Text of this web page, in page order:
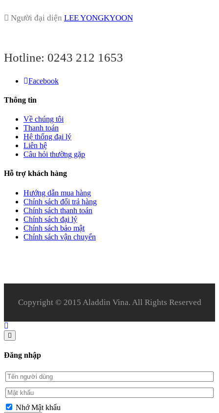
Người đại diện LEE YONGKYOON
Hotline: 0243 212 1653
Facebook
Thông tin
Về chúng tôi
Thanh toán
Hệ thống đại lý
Liên hệ
Câu hỏi thường gặp
Hỗ trợ khách hàng
Hướng dẫn mua hàng
Chính sách đổi trả hàng
Chính sách thanh toán
Chính sách đại lý
Chính sách bảo mật
Chính sách vận chuyển
Copyright © 2015 Aladdin Vina. All Rights Reserved
Đăng nhập
Nhớ Mật khẩu